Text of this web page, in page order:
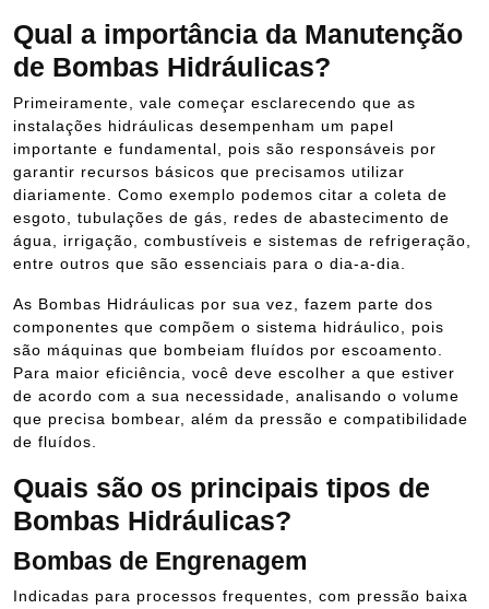
Qual a importância da Manutenção
de Bombas Hidráulicas?
Primeiramente, vale começar esclarecendo que as
instalações hidráulicas desempenham um papel
importante e fundamental, pois são responsáveis por
garantir recursos básicos que precisamos utilizar
diariamente. Como exemplo podemos citar a coleta de
esgoto, tubulações de gás, redes de abastecimento de
água, irrigação, combustíveis e sistemas de refrigeração,
entre outros que são essenciais para o dia-a-dia.
As Bombas Hidráulicas por sua vez, fazem parte dos
componentes que compõem o sistema hidráulico, pois
são máquinas que bombeiam fluídos por escoamento.
Para maior eficiência, você deve escolher a que estiver
de acordo com a sua necessidade, analisando o volume
que precisa bombear, além da pressão e compatibilidade
de fluídos.
Quais são os principais tipos de
Bombas Hidráulicas?
Bombas de Engrenagem
Indicadas para processos frequentes, com pressão baixa